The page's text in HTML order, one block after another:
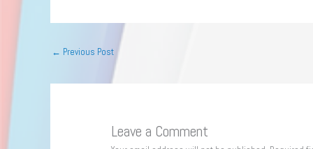
← Previous Post
Leave a Comment